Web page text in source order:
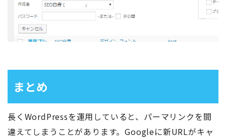
まとめ
長くWordPressを運用していると、パーマリンクを間
違えてしまうことがあります。Googleに新URLがキャ